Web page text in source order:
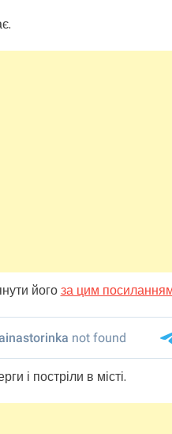
йогоза цим
і постріли в місті.